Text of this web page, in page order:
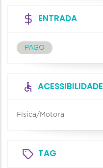
ENTRADA
PAGO
ACESSIBILIDADE
Física/Motora
TAG